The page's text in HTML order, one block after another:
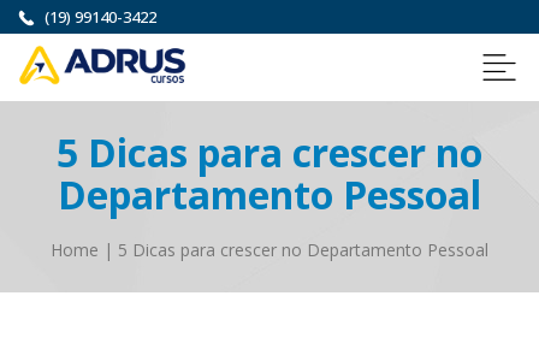
(19) 99140-3422
5 Dicas para crescer no
Departamento Pessoal
Home | 5 Dicas para crescer no Departamento Pessoal